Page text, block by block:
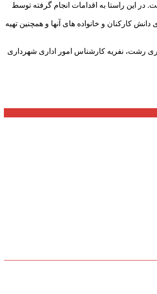
در این راستا به اقدامات انجام گرفته توسط
کارکنان و خانواده های آنها و همچنین تهیه
رشت، نفریه کارشناس امور اداری شهرداری